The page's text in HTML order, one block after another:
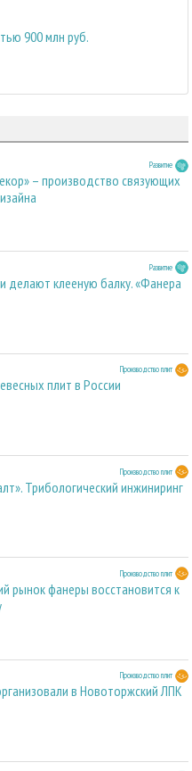
900 млн руб.
Развитие
– производство связующих
Развитие
делают клееную балку. «Фанера
Производство плит
плит в России
Производство плит
Трибологический инжиниринг
Производство плит
рынок фанеры восстановится к
Производство плит
в Новоторжский ЛПК